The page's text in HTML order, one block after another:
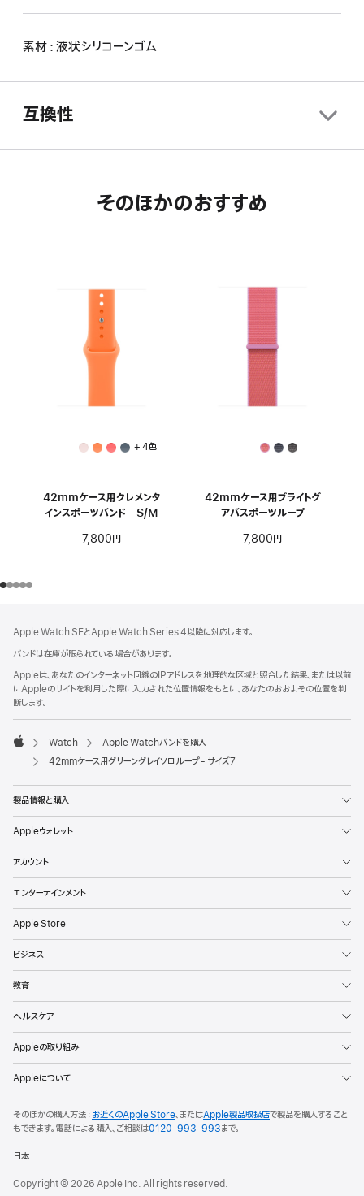
素材 : 液状シリコーンゴム
互換性
そのほかのおすすめ
+ 4色
42mmケース用クレメンタ
インスポーツバンド - S/M
7,800円
42mmケース用ブライトグ
アバスポーツループ
7,800円
ッ
タ
ー
注
Apple Watch SEとApple Watch Series 4以降に対応します。
バンドは在庫が限られている場合があります。
Appleは、あなたのインターネット回線のIPアドレスを地理的な区域と照合した結果、または以前
にAppleのサイトを利用した際に入力された位置情報をもとに、あなたのおおよその位置を判
断します。
Apple
Watch
Apple Watchバンドを購入
42mmケース用グリーングレイソロループ - サイズ7
製品情報と購入
Appleウォレット
アカウント
エンターテインメント
Apple Store
ビジネス
教育
ヘルスケア
Appleの取り組み
Appleについて
そのほかの購入方法： お近くのApple Store、またはApple製品取扱店で製品を購入すること
もできます。 電話による購入、ご相談は0120-993-993まで。
日本
Copyright © 2026 Apple Inc. All rights reserved.